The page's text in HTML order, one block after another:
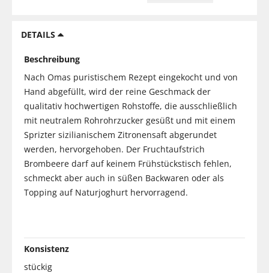
DETAILS
Beschreibung
Nach Omas puristischem Rezept eingekocht und von
Hand abgefüllt, wird der reine Geschmack der
qualitativ hochwertigen Rohstoffe, die ausschließlich
mit neutralem Rohrohrzucker gesüßt und mit einem
Sprizter sizilianischem Zitronensaft abgerundet
werden, hervorgehoben. Der Fruchtaufstrich
Brombeere darf auf keinem Frühstückstisch fehlen,
schmeckt aber auch in süßen Backwaren oder als
Topping auf Naturjoghurt hervorragend.
Konsistenz
stückig